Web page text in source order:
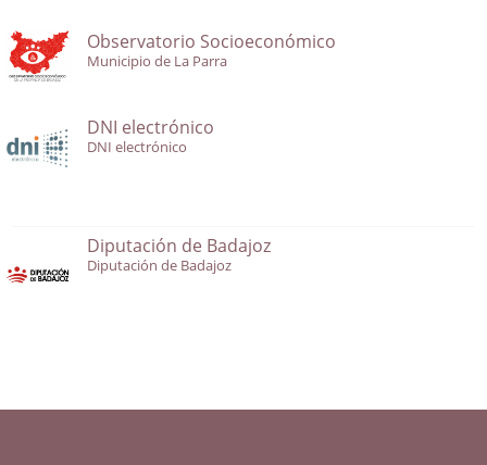
Observatorio Socioeconómico
Municipio de La Parra
DNI electrónico
DNI electrónico
Diputación de Badajoz
Diputación de Badajoz